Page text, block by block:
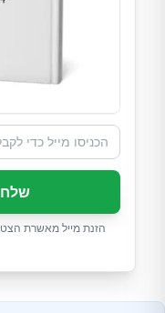
הזנת מייל מאשרת